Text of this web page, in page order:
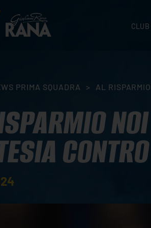
CLUB
PRIMA SQUADRA > AL